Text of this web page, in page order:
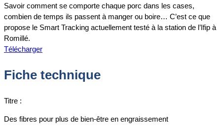
Savoir comment se comporte chaque porc dans les cases,
combien de temps ils passent à manger ou boire… C’est ce que
propose le Smart Tracking actuellement testé à la station de l’Ifip à
Romillé.
Télécharger
Fiche technique
Titre :
Des fibres pour plus de bien-être en engraissement